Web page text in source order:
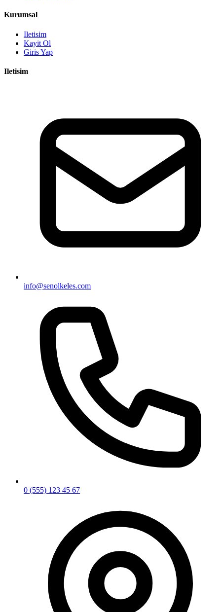
Kurumsal
Iletisim
Kayit Ol
Giris Yap
Iletisim
info@senolkeles.com
0 (555) 123 45 67